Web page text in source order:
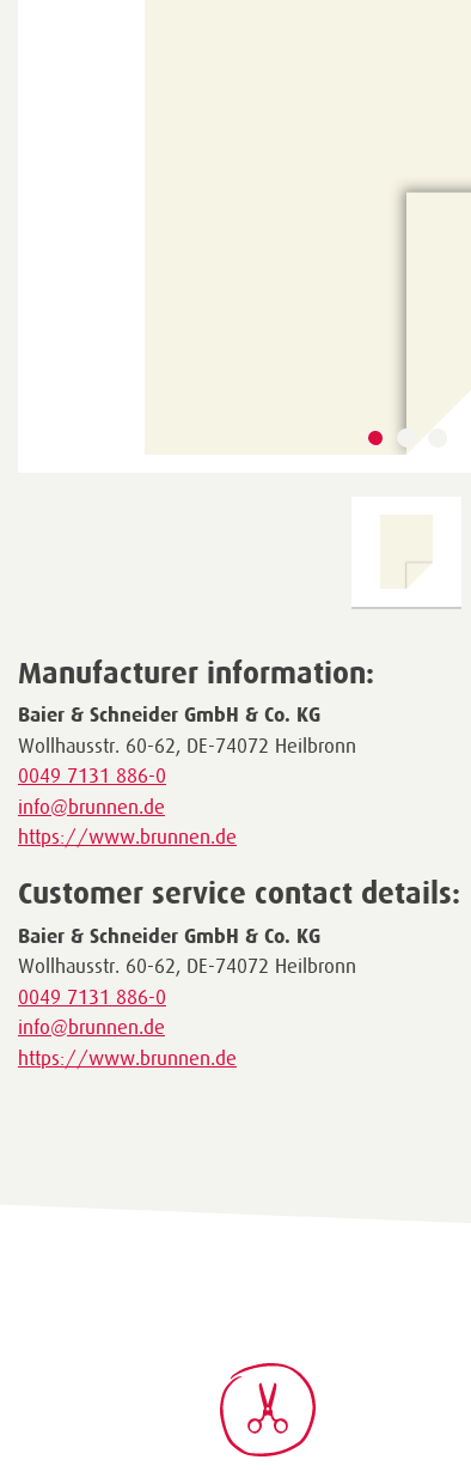
Manufacturer information:
Baier & Schneider GmbH & Co. KG
Wollhausstr. 60-62, DE-74072 Heilbronn
0049 7131 886-0
info@brunnen.de
https://www.brunnen.de
Customer service contact details:
Baier & Schneider GmbH & Co. KG
Wollhausstr. 60-62, DE-74072 Heilbronn
0049 7131 886-0
info@brunnen.de
https://www.brunnen.de